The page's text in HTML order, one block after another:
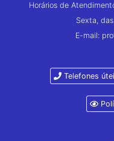
Horários de
Sexta,
E-mail:
Telefones